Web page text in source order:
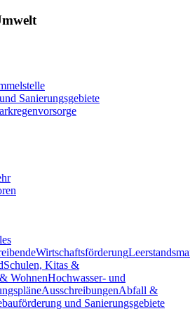
Sanierungsgebiete
Wirtschaftsförderung
Schulen, Kitas &
WohnenHochwasser- und
AusschreibungenAbfall &
und Sanierungsgebiete